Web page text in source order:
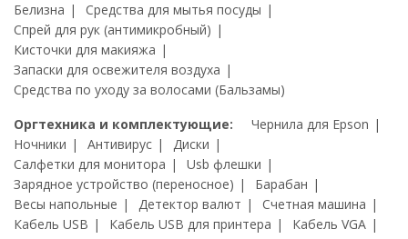
Белизна
Средства для мытья посуды
Спрей для рук (антимикробный)
Кисточки для макияжа
Запаски для освежителя воздуха
Средства по уходу за волосами (Бальзамы)
Оргтехника и комплектующие:
Чернила для Epson
Ночники
Антивирус
Диски
Салфетки для монитора
Usb флешки
Зарядное устройство (переносное)
Барабан
Весы напольные
Детектор валют
Счетная машина
Кабель USB
Кабель USB для принтера
Кабель VGA